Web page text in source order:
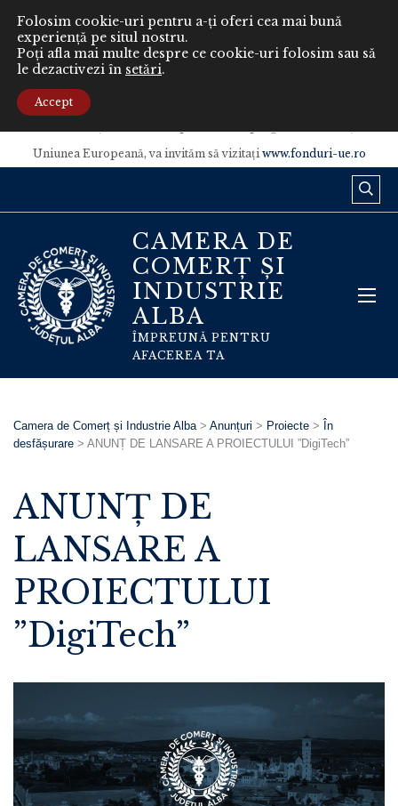
Conținutul acestui material nu reprezintă în mod obligatoriu poziția
oficială a Uniunii Europene sau a Guvernului României.
Uniunea Europeană, va invităm să vizitaţiwww.fonduri-ue.ro
CAMERA DE
COMERȚ ȘI
INDUSTRIE
ALBA
ÎMPREUNĂ PENTRU
AFACEREA TA
Camera de Comerț și Industrie Alba> Anunțuri > Proiecte > În
desfășurare > ANUNȚ DE LANSARE A PROIECTULUI ”DigiTech”
ANUNȚ DE
LANSARE A
PROIECTULUI
”DigiTech”
Folosim cookie-uri pentru a-ți oferi cea mai bună
experiență pe situl nostru.
Poți afla mai multe despre ce cookie-uri folosim sau să
le dezactivezi în setări.
Accept